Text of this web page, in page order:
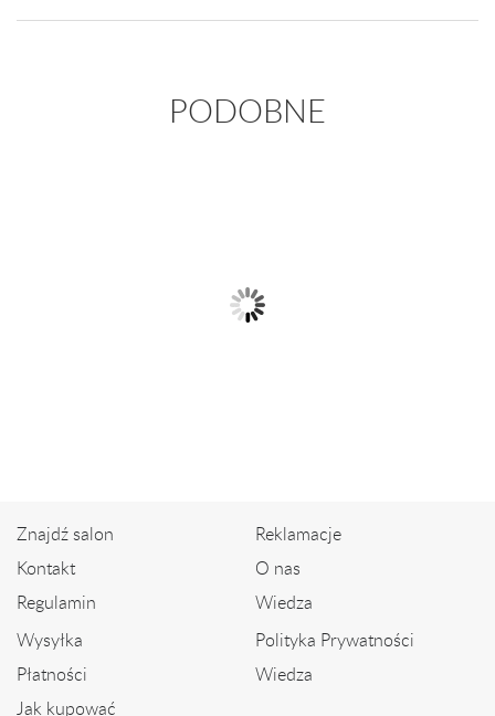
PODOBNE
Znajdź salon
Kontakt
Regulamin
Reklamacje
O nas
Wiedza
Wysyłka
Płatności
Jak kupować
Polityka Prywatności
Wiedza